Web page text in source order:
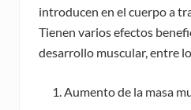
introducen en el cuerpo a
Tienen varios efectos
desarrollo muscular, entre
Aumento de la masa